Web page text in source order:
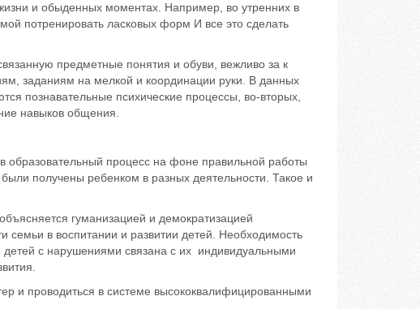
и обыденных моментах. Например, во утренних в
потренировать ласковых форм И все это сделать
предметные понятия и обуви, вежливо за к
заданиям на мелкой и координации руки. В данных
познавательные психические процессы, во-вторых,
навыков общения.
образовательный процесс на фоне правильной работы
получены ребенком в разных деятельности. Такое и
гуманизацией и демократизацией
семьи в воспитании и развитии детей. Необходимость
детей с нарушениями связана с их индивидуальными
и проводиться в системе высококвалифицированными